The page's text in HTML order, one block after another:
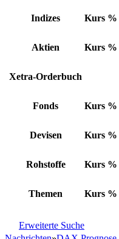
Indizes Kurs %
Aktien Kurs %
Xetra-Orderbuch
Fonds Kurs %
Devisen Kurs %
Rohstoffe Kurs %
Themen Kurs %
Erweiterte Suche